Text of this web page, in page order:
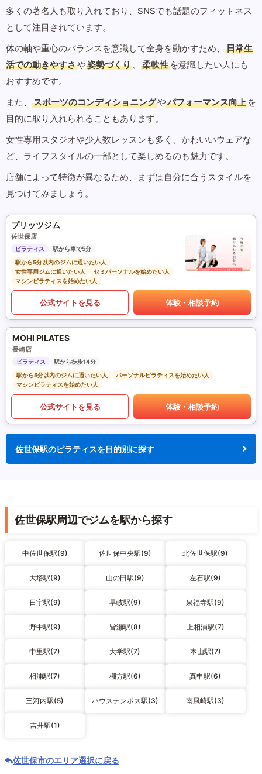
多くの著名人も取り入れており、SNSでも話題のフィットネス
として注目されています。
体の軸や重心のバランスを意識して全身を動かすため、
日常生
活での動きやすさや姿勢づくり 、 柔軟性 を意識したい人にも
おすすめです。
また、
スポーツのコンディショニングやパフォーマンス向上 を
目的に取り入れられることもあります。
女性専用スタジオや少人数レッスンも多く、かわいいウェアな
ど、ライフスタイルの一部として楽しめるのも魅力です。
店舗によって特徴が異なるため、まずは自分に合うスタイルを
見つけてみましょう。
プリッツジム
佐世保店
ピラティス
駅から車で5分
駅から5分以内のジムに通いたい人
女性専用ジムに通いたい人
セミパーソナルを始めたい人
マシンピラティスを始めたい人
公式サイトを見る 体験・相談予約
MOHI PILATES
長崎店
ピラティス
駅から徒歩14分
駅から5分以内のジムに通いたい人
パーソナルピラティスを始めたい人
マシンピラティスを始めたい人
公式サイトを見る 体験・相談予約
佐世保駅のピラティスを目的別に探す
佐世保駅周辺でジムを駅から探す
中佐世保駅(9) 佐世保中央駅(9) 北佐世保駅(9)
大塔駅(9) 山の田駅(9) 左石駅(9)
日宇駅(9) 早岐駅(9) 泉福寺駅(9)
野中駅(9) 皆瀬駅(8) 上相浦駅(7)
中里駅(7) 大学駅(7) 本山駅(7)
相浦駅(7) 棚方駅(6) 真申駅(6)
三河内駅(5) ハウステンボス駅(3) 南風崎駅(3)
吉井駅(1)
佐世保市のエリア選択に戻る